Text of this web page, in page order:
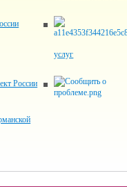
услуг
России